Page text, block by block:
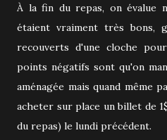
À la fin du repas, on évalue
étaient vraiment très bons,
recouverts d'une cloche
points négatifs sont qu'on
aménagée mais quand même
acheter sur place un billet de
du repas) le lundi précédent.